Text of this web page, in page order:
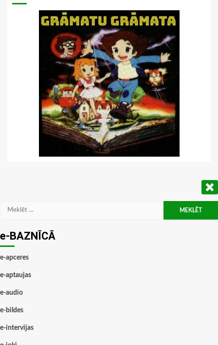
Meklēt:
e-BAZNĪCĀ
e-apceres
e-aptaujas
e-audio
e-bildes
e-intervijas